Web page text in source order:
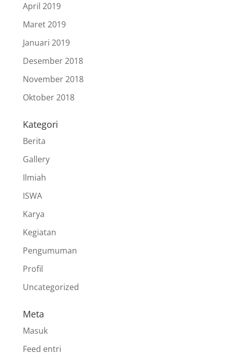
April 2019
Maret 2019
Januari 2019
Desember 2018
November 2018
Oktober 2018
Kategori
Berita
Gallery
Ilmiah
ISWA
Karya
Kegiatan
Pengumuman
Profil
Uncategorized
Meta
Masuk
Feed entri